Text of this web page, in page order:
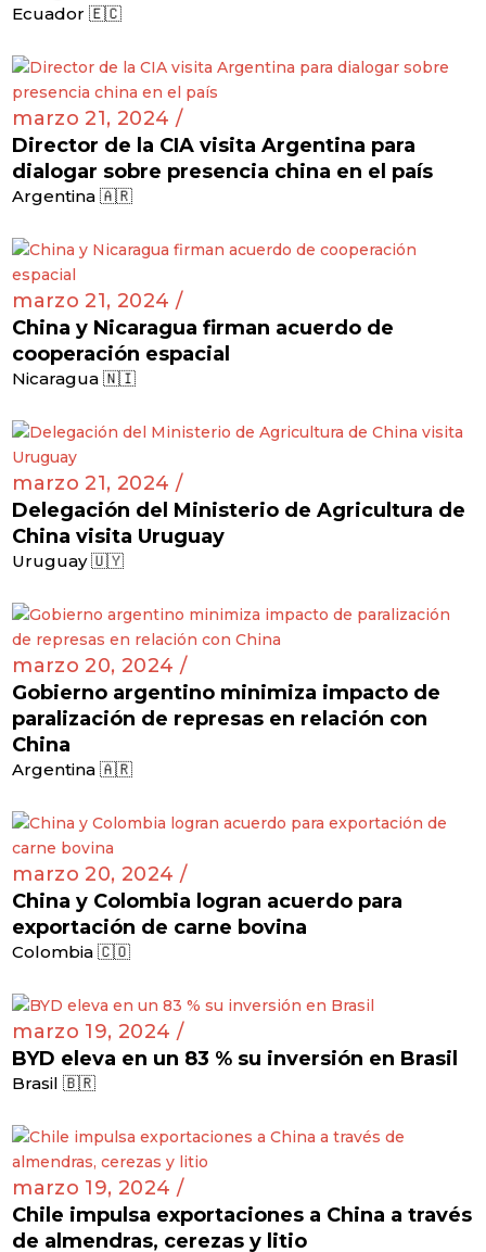
Tratado entre China y Ecuador implica
Ecuador 🇪🇨
marzo 21, 2024 /
Director de la CIA visita Argentina para
Argentina 🇦🇷
marzo 21, 2024 /
China y Nicaragua firman acuerdo de
Nicaragua 🇳🇮
marzo 21, 2024 /
Delegación del Ministerio de Agricultura de
Uruguay 🇺🇾
marzo 20, 2024 /
Gobierno argentino minimiza impacto de
paralización de represas en relación con
Argentina 🇦🇷
marzo 20, 2024 /
China y Colombia logran acuerdo para
Colombia 🇨🇴
marzo 19, 2024 /
Brasil 🇧🇷
marzo 19, 2024 /